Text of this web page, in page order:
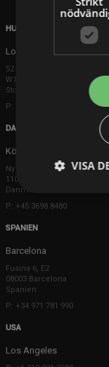
HUVUDKONTOR
London
52 Brook Street
W1K 5DS London
Storbritannien
P: +44 203 608 8181
DANMARK
Köpenhamn
Ny Østergade 20
1101 København K
Danmark
P: +45 3698 8480
SPANIEN
Barcelona
Fusina 6, E2
08003 Barcelona
Spanien
P: +34 971 781 990
USA
Los Angeles
VISA